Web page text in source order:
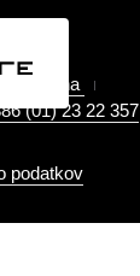
Ljubljana
(01) 23 22 357
podatkov